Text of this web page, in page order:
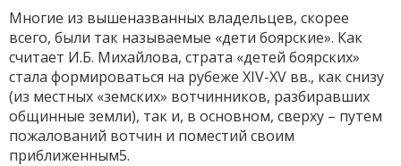
Многие из вышеназванных владельцев, скорее
всего, были так называемые «дети боярские». Как
считает И.Б. Михайлова, страта «детей боярских»
стала формироваться на рубеже XIV-XV вв., как снизу
(из местных «земских» вотчинников, разбиравших
общинные земли), так и, в основном, сверху – путем
пожалований вотчин и поместий своим
приближенным5.